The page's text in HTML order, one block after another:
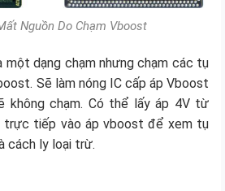
Nguồn Do Chạm Vboost
một dạng chạm nhưng chạm các tụ
Sẽ làm nóng IC cấp áp Vboost
không chạm. Có thể lấy áp 4V từ
trực tiếp vào áp vboost để xem tụ
cách ly loại trừ.